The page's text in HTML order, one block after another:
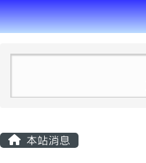
本站消息